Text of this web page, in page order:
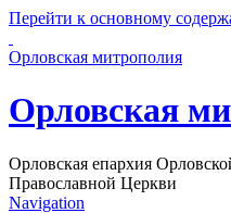
Перейти к основному
Орловская митрополия
Орловская
Орловская епархия
Православной Церкви
Navigation